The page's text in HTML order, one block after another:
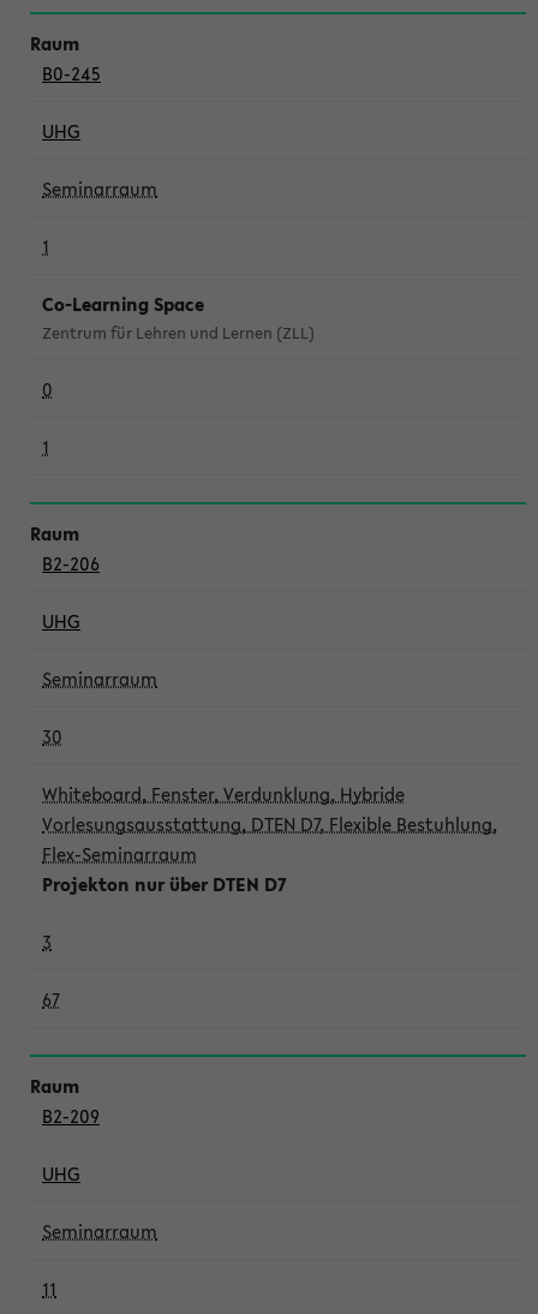
B0-245
UHG
Seminarraum
1
Co-Learning Space
Zentrum für Lehren und Lernen (ZLL)
0
1
B2-206
UHG
Seminarraum
30
Whiteboard, Fenster, Verdunklung, Hybride
Vorlesungsausstattung, DTEN D7, Flexible Bestuhlung,
Flex-Seminarraum
Projekton nur über DTEN D7
3
67
B2-209
UHG
Seminarraum
11